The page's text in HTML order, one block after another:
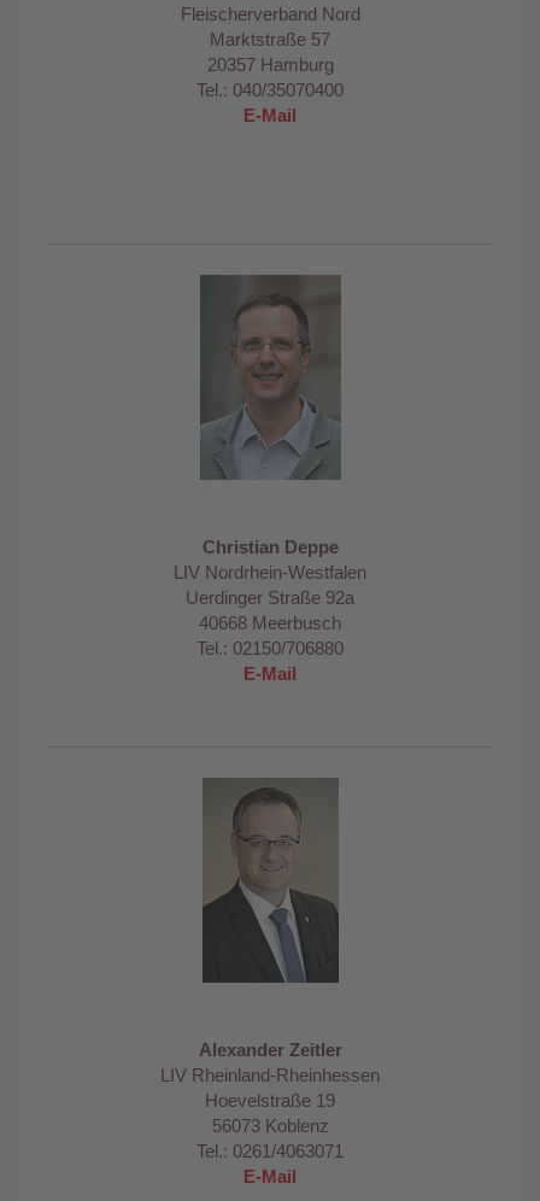
Fleischerverband Nord
Marktstraße 57
20357 Hamburg
Tel.: 040/35070400
E-Mail
Christian Deppe
LIV Nordrhein-Westfalen
Uerdinger Straße 92a
40668 Meerbusch
Tel.: 02150/706880
E-Mail
Alexander Zeitler
LIV Rheinland-Rheinhessen
Hoevelstraße 19
56073 Koblenz
Tel.: 0261/4063071
E-Mail